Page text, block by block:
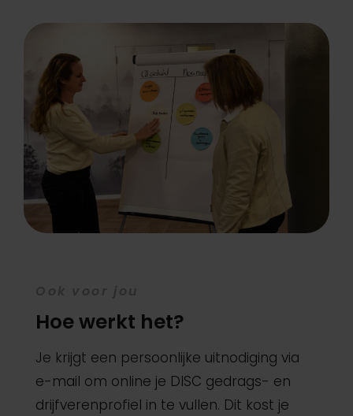
Hoe werkt het?
Je krijgt een persoonlijke uitnodiging via
e-mail om online je DISC gedrags- en
drijfverenprofiel in te vullen. Dit kost je